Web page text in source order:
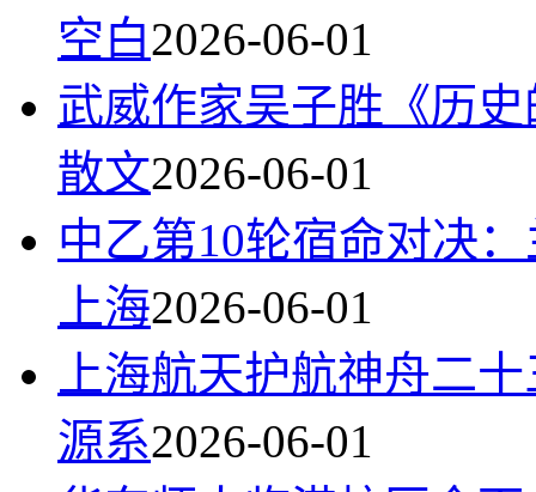
空白2026-06-01
武威作家吴子胜《历
散文2026-06-01
中乙第10轮宿命对决
上海2026-06-01
上海航天护航神舟二
源系2026-06-01